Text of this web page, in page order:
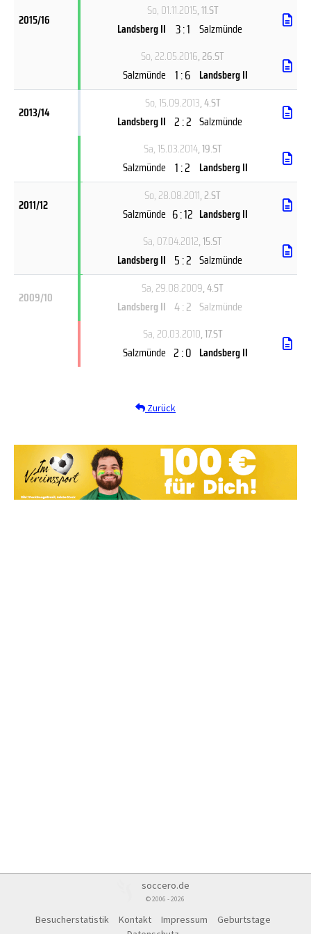
2015/16
So, 01.11.2015, 11.ST
Landsberg II 3 : 1 Salzmünde
So, 22.05.2016, 26.ST
Salzmünde 1 : 6 Landsberg II
2013/14
So, 15.09.2013, 4.ST
Landsberg II 2 : 2 Salzmünde
Sa, 15.03.2014, 19.ST
Salzmünde 1 : 2 Landsberg II
2011/12
So, 28.08.2011, 2.ST
Salzmünde 6 : 12 Landsberg II
Sa, 07.04.2012, 15.ST
Landsberg II 5 : 2 Salzmünde
2009/10
Sa, 29.08.2009, 4.ST
Landsberg II 4 : 2 Salzmünde
Sa, 20.03.2010, 17.ST
Salzmünde 2 : 0 Landsberg II
Zurück
soccero.de
© 2006 - 2026
Besucherstatistik Kontakt Impressum
Geburtstage